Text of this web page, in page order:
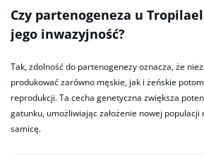
Czy partenogeneza u
jego inwazyjność?
Tak, zdolność do partenogenezy oznacza, że
produkować zarówno męskie, jak i żeńskie
reprodukcji. Ta cecha genetyczna zwiększa
gatunku, umożliwiając założenie nowej populacji
samicę.​